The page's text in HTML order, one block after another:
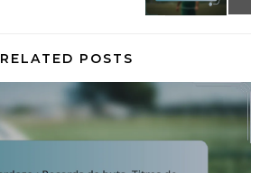
RELATED POSTS